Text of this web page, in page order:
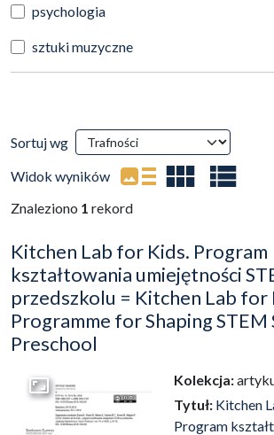
psychologia
sztuki muzyczne
Wyniki wyszukiwania
Sortuj wg
(automatyczne przeładowanie treści)
Widok wyników
Znaleziono 1 rekord
Kitchen Lab for Kids. Program
kształtowania umiejętności
przedszkolu = Kitchen Lab for
Programme for Shaping STEM
Preschool
Przejdź do zbioru
Kolekcja:
Tytuł: Kitchen
Program